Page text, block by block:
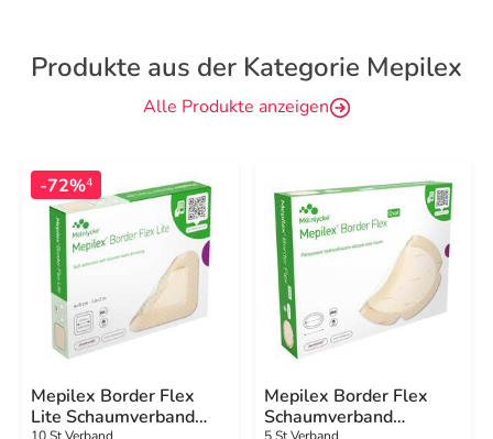
Produkte aus der Kategorie Mepilex
Alle Produkte anzeigen
-72%4
Mepilex Border Flex
Lite Schaumverband
10 St Verband
Mepilex Border Flex
Schaumverband
5 St Verband